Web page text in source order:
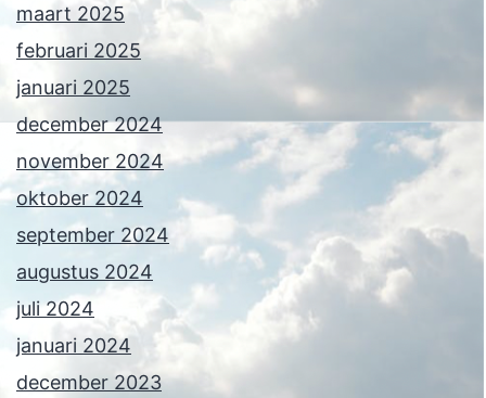
maart 2025
februari 2025
januari 2025
december 2024
november 2024
oktober 2024
september 2024
augustus 2024
juli 2024
januari 2024
december 2023